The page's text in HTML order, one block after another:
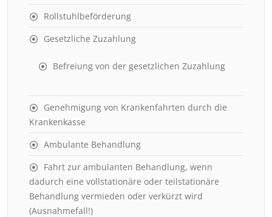
Rollstuhlbeförderung
Gesetzliche Zuzahlung
Befreiung von der gesetzlichen Zuzahlung
Genehmigung von Krankenfahrten durch die
Krankenkasse
Ambulante Behandlung
Fahrt zur ambulanten Behandlung, wenn
dadurch eine vollstationäre oder teilstationäre
Behandlung vermieden oder verkürzt wird
(Ausnahmefall!)